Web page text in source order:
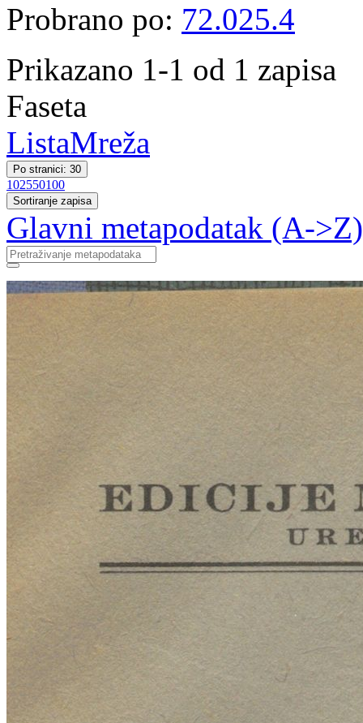
Probrano po: 72.025.4
Prikazano 1-1 od 1 zapisa
Faseta
ListaMreža
Po stranici: 30
102550100
Sortiranje zapisa
Glavni metapodatak (A->Z)